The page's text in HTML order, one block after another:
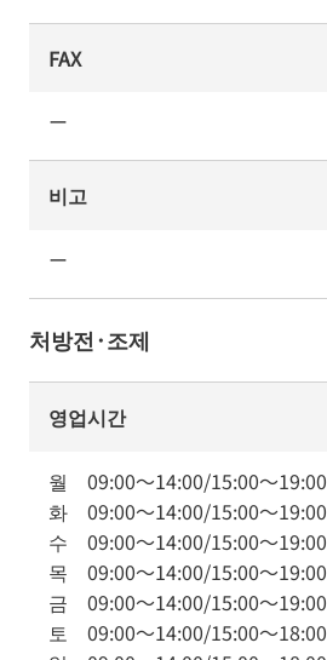
FAX
ー
비고
ー
처방전·조제
영업시간
월 09:00～14:00/15:00～19:00
화 09:00～14:00/15:00～19:00
수 09:00～14:00/15:00～19:00
목 09:00～14:00/15:00～19:00
금 09:00～14:00/15:00～19:00
토 09:00～14:00/15:00～18:00